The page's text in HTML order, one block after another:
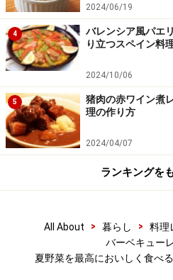
2024/06/19
4
バレンシア風パエ
り立つスペイン料
2024/10/06
5
猪肉の赤ワイン煮
理の作り方
2024/04/07
ランキングを
All About > 暮らし > 料理
バーベキュー
夏野菜を最高においしく食べ